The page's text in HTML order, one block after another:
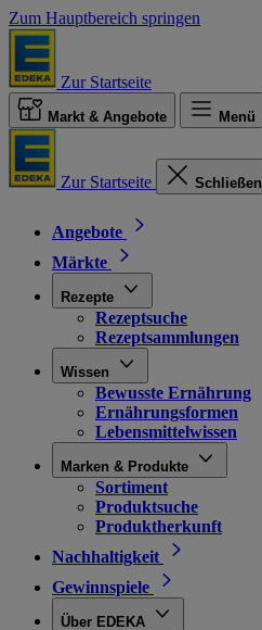
Zum Hauptbereich springen
Zur Startseite
Markt & Angebote Menü
Zur Startseite Schließen
Angebote
Märkte
Rezepte
Rezeptsuche
Rezeptsammlungen
Wissen
Bewusste Ernährung
Ernährungsformen
Lebensmittelwissen
Marken & Produkte
Sortiment
Produktsuche
Produktherkunft
Nachhaltigkeit
Gewinnspiele
Über EDEKA